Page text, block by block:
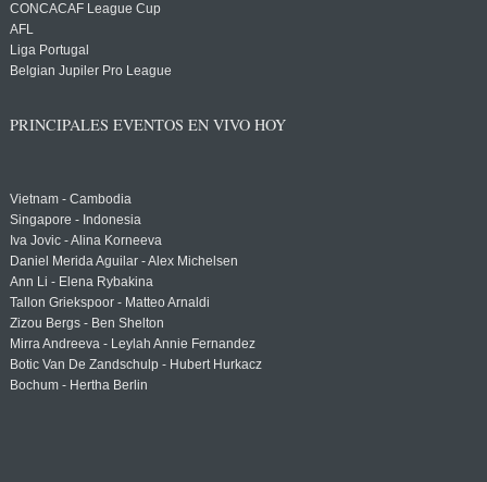
CONCACAF League Cup
AFL
Liga Portugal
Belgian Jupiler Pro League
PRINCIPALES EVENTOS EN VIVO HOY
Vietnam - Cambodia
Singapore - Indonesia
Iva Jovic - Alina Korneeva
Daniel Merida Aguilar - Alex Michelsen
Ann Li - Elena Rybakina
Tallon Griekspoor - Matteo Arnaldi
Zizou Bergs - Ben Shelton
Mirra Andreeva - Leylah Annie Fernandez
Botic Van De Zandschulp - Hubert Hurkacz
Bochum - Hertha Berlin